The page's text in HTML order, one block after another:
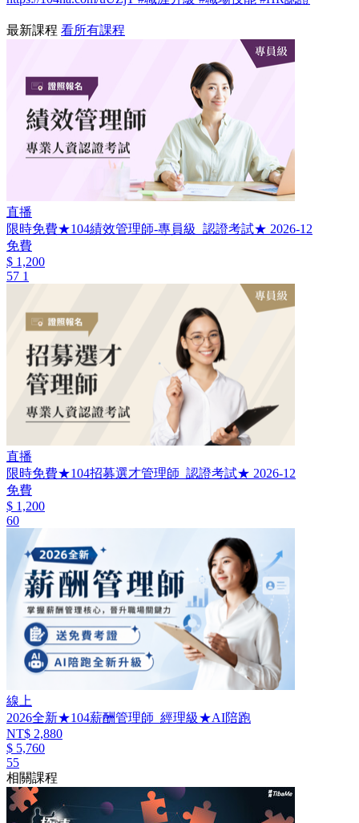
最新課程 看所有課程
直播
限時免費★104績效管理師-專員級_認證考試★ 2026-12
免費
$ 1,200
57 1
直播
限時免費★104招募選才管理師_認證考試★ 2026-12
免費
$ 1,200
60
線上
2026全新★104薪酬管理師_經理級★AI陪跑
NT$ 2,880
$ 5,760
55
相關課程